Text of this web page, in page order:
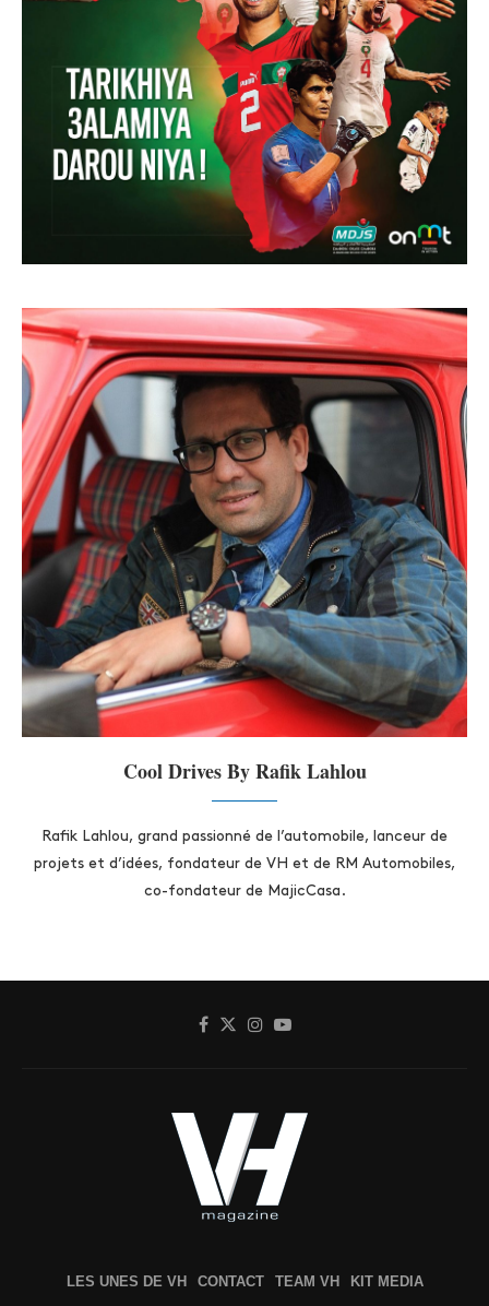
Cool Drives By Rafik Lahlou
Rafik Lahlou, grand passionné de l’automobile, lanceur de
projets et d’idées, fondateur de VH et de RM Automobiles,
co-fondateur de MajicCasa.
LES UNES DE VH CONTACT TEAM VH KIT MEDIA